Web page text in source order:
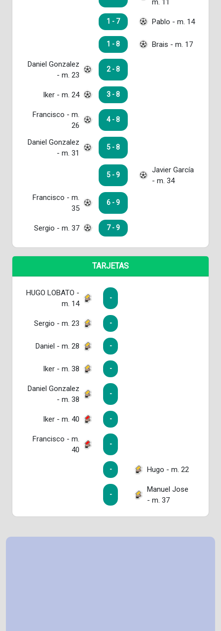
m. 11
1 - 7 Pablo - m. 14
1 - 8 Brais - m. 17
Daniel Gonzalez
- m. 23
2 - 8
Iker - m. 24 3 - 8
Francisco - m.
26
4 - 8
Daniel Gonzalez
- m. 31
5 - 8
5 - 9
Javier García
- m. 34
Francisco - m.
35
6 - 9
Sergio - m. 37 7 - 9
TARJETAS
HUGO LOBATO -
m. 14
-
Sergio - m. 23 -
Daniel - m. 28 -
Iker - m. 38 -
Daniel Gonzalez
- m. 38
-
Iker - m. 40 -
Francisco - m.
40
-
- Hugo - m. 22
-
Manuel Jose
- m. 37